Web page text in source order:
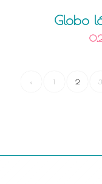
Globo
‹ 1 2 3